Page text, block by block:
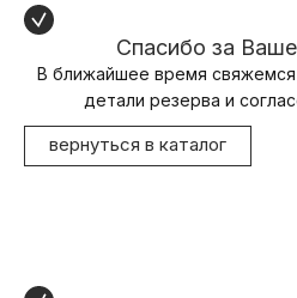
Спасибо за
В ближайшее время свяжемся
детали резерва и
вернуться в каталог